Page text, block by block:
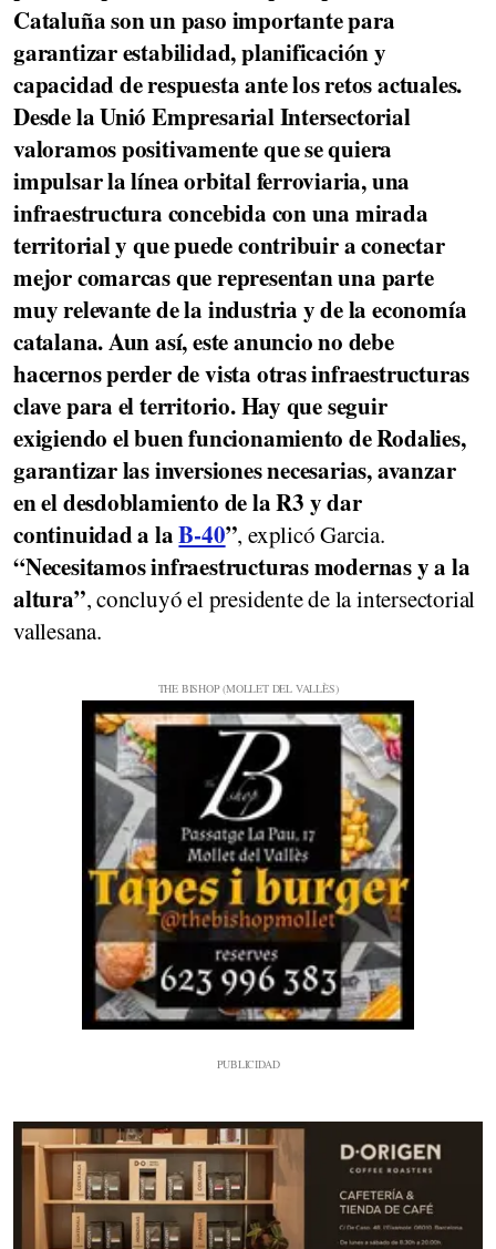
Cataluña son un paso importante para
garantizar estabilidad, planificación y
capacidad de respuesta ante los retos actuales.
Desde la Unió Empresarial Intersectorial
valoramos positivamente que se quiera
impulsar la línea orbital ferroviaria, una
infraestructura concebida con una mirada
territorial y que puede contribuir a conectar
mejor comarcas que representan una parte
muy relevante de la industria y de la economía
catalana. Aun así, este anuncio no debe
hacernos perder de vista otras infraestructuras
clave para el territorio. Hay que seguir
exigiendo el buen funcionamiento de Rodalies,
garantizar las inversiones necesarias, avanzar
en el desdoblamiento de la R3 y dar
continuidad a laB-40”, explicó Garcia.
“Necesitamos infraestructuras modernas y a la
altura”, concluyó el presidente de la intersectorial
vallesana.